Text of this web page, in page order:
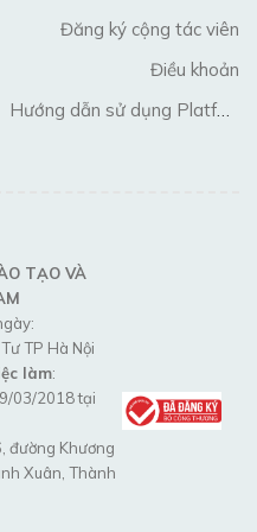
Đăng ký cộng tác viên
Điều khoản
Hướng dẫn sử dụng Platform
TẠO VÀ
TP Hà Nội
làm:
03/2018 tại
đường Khương
Xuân, Thành